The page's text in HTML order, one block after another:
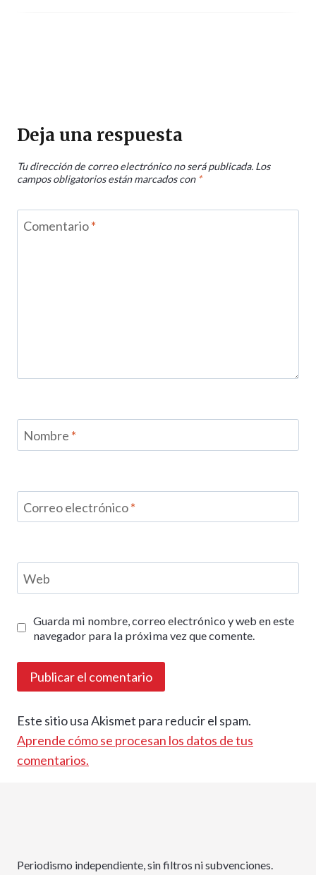
Deja una respuesta
Tu dirección de correo electrónico no será publicada. Los
campos obligatorios están marcados con *
Comentario*
Nombre *
Correo electrónico*
Web
Guarda mi nombre, correo electrónico y web en este
navegador para la próxima vez que comente.
Este sitio usa Akismet para reducir el spam.
Aprende cómo se procesan los datos de tus
comentarios.
Periodismo independiente, sin filtros ni subvenciones.